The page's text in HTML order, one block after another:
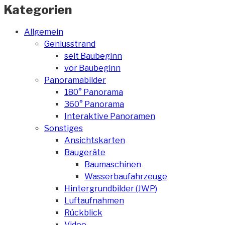
Kategorien
Allgemein
Geniusstrand
seit Baubeginn
vor Baubeginn
Panoramabilder
180° Panorama
360° Panorama
Interaktive Panoramen
Sonstiges
Ansichtskarten
Baugeräte
Baumaschinen
Wasserbaufahrzeuge
Hintergrundbilder (JWP)
Luftaufnahmen
Rückblick